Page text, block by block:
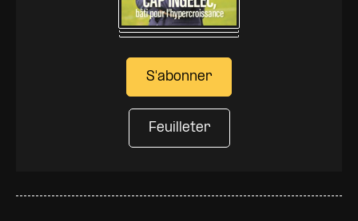
S'abonner
Feuilleter